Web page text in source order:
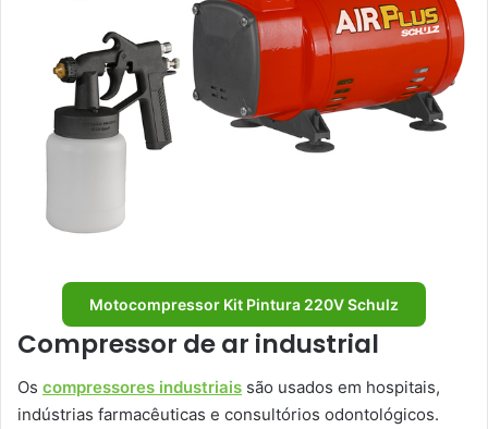
Motocompressor Kit Pintura 220V Schulz
Compressor de ar industrial
Os compressores industriais são usados em hospitais,
indústrias farmacêuticas e consultórios odontológicos.